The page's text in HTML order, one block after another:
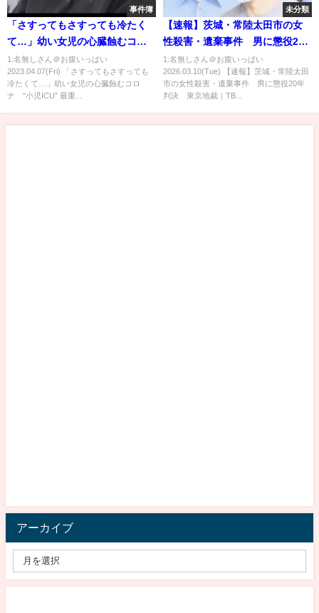
事件簿
「さすってもさすっても冷たく
て…」幼い女児の心臓蝕むコロ
ナ “小児ICU” 最重症の子ども
たち救う命の現場に密着
【news23】｜TBS NEWS DIG
1:名無しさん＠お腹いっぱい
2023.04.07(Fri) 「さすってもさすっても
冷たくて…」幼い女児の心臓蝕むコロ
ナ “小児ICU” 最重...
未分類
【速報】茨城・常陸太田市の女
性殺害・遺棄事件 男に懲役20
年判決 東京地裁｜
TBS NEWS DIG
1:名無しさん＠お腹いっぱい
2026.03.10(Tue) 【速報】茨城・常陸太田
市の女性殺害・遺棄事件 男に懲役20年
判決 東京地裁｜TB...
アーカイブ